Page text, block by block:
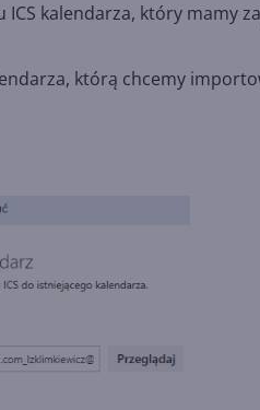
kalendarza, który mamy
którą chcemy